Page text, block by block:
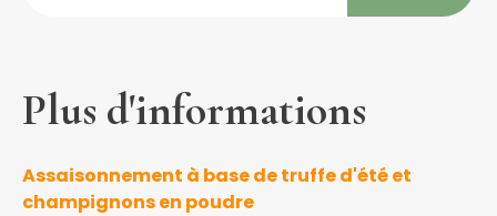
Plus d'informations
Assaisonnement à base de truffe d'été et
champignons en poudre